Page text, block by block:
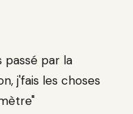
passé par la
j'fais les choses